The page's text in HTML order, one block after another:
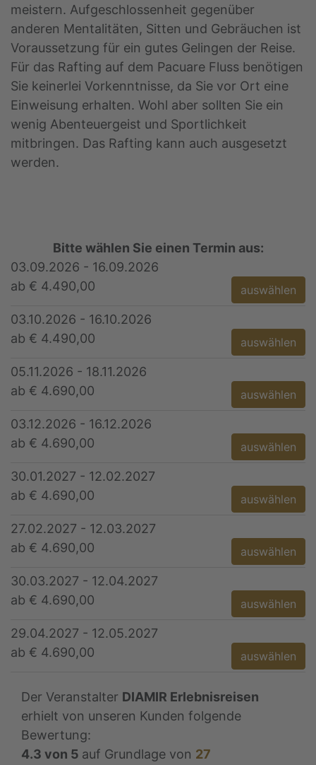
meistern. Aufgeschlossenheit gegenüber
anderen Mentalitäten, Sitten und Gebräuchen ist
Voraussetzung für ein gutes Gelingen der Reise.
Für das Rafting auf dem Pacuare Fluss benötigen
Sie keinerlei Vorkenntnisse, da Sie vor Ort eine
Einweisung erhalten. Wohl aber sollten Sie ein
wenig Abenteuergeist und Sportlichkeit
mitbringen. Das Rafting kann auch ausgesetzt
werden.
Bitte wählen Sie einen Termin aus:
03.09.2026 - 16.09.2026
ab € 4.490,00
auswählen
03.10.2026 - 16.10.2026
ab € 4.490,00
auswählen
05.11.2026 - 18.11.2026
ab € 4.690,00
auswählen
03.12.2026 - 16.12.2026
ab € 4.690,00
auswählen
30.01.2027 - 12.02.2027
ab € 4.690,00
auswählen
27.02.2027 - 12.03.2027
ab € 4.690,00
auswählen
30.03.2027 - 12.04.2027
ab € 4.690,00
auswählen
29.04.2027 - 12.05.2027
ab € 4.690,00
auswählen
Der Veranstalter DIAMIR Erlebnisreisen
erhielt von unseren Kunden folgende
Bewertung:
4.3 von 5 auf Grundlage von 27